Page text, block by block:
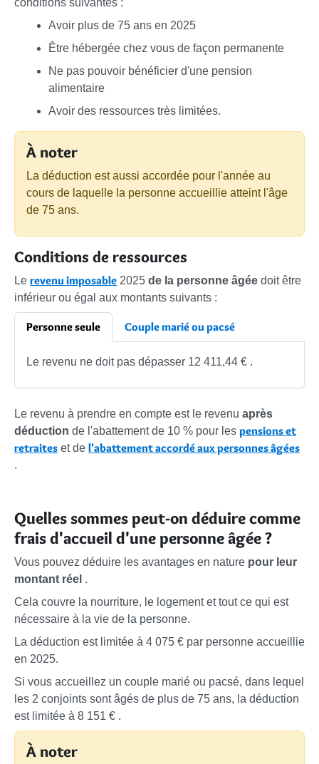
Avoir plus de 75 ans en 2025
Être hébergée chez vous de façon permanente
Ne pas pouvoir bénéficier d'une pension
alimentaire
Avoir des ressources très limitées.
À noter
La déduction est aussi accordée pour l'année au
cours de laquelle la personne accueillie atteint l'âge
de 75 ans.
Conditions de ressources
Le revenu imposable 2025 de la personne âgée doit être
inférieur ou égal aux montants suivants :
Personne seule Couple marié ou pacsé
Le revenu ne doit pas dépasser 12 411,44 € .
Le revenu à prendre en compte est le revenu après
déduction de l'abattement de 10 % pour les pensions et
retraites et de l'abattement accordé aux personnes âgées
.
Quelles sommes peut-on déduire comme
frais d'accueil d'une personne âgée ?
Vous pouvez déduire les avantages en nature pour leur
montant réel .
Cela couvre la nourriture, le logement et tout ce qui est
nécessaire à la vie de la personne.
La déduction est limitée à 4 075 € par personne accueillie
en 2025.
Si vous accueillez un couple marié ou pacsé, dans lequel
les 2 conjoints sont âgés de plus de 75 ans, la déduction
est limitée à 8 151 € .
À noter